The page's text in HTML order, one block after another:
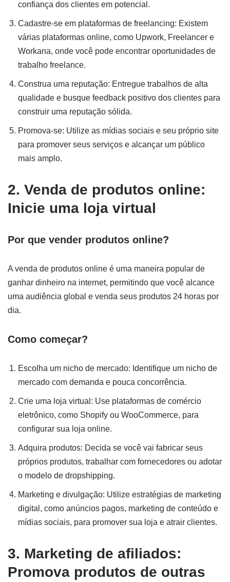
confiança dos clientes em potencial.
Cadastre-se em plataformas de freelancing: Existem
várias plataformas online, como Upwork, Freelancer e
Workana, onde você pode encontrar oportunidades de
trabalho freelance.
Construa uma reputação: Entregue trabalhos de alta
qualidade e busque feedback positivo dos clientes para
construir uma reputação sólida.
Promova-se: Utilize as mídias sociais e seu próprio site
para promover seus serviços e alcançar um público
mais amplo.
2. Venda de produtos online:
Inicie uma loja virtual
Por que vender produtos online?
A venda de produtos online é uma maneira popular de
ganhar dinheiro na internet, permitindo que você alcance
uma audiência global e venda seus produtos 24 horas por
dia.
Como começar?
Escolha um nicho de mercado: Identifique um nicho de
mercado com demanda e pouca concorrência.
Crie uma loja virtual: Use plataformas de comércio
eletrônico, como Shopify ou WooCommerce, para
configurar sua loja online.
Adquira produtos: Decida se você vai fabricar seus
próprios produtos, trabalhar com fornecedores ou adotar
o modelo de dropshipping.
Marketing e divulgação: Utilize estratégias de marketing
digital, como anúncios pagos, marketing de conteúdo e
mídias sociais, para promover sua loja e atrair clientes.
3. Marketing de afiliados:
Promova produtos de outras